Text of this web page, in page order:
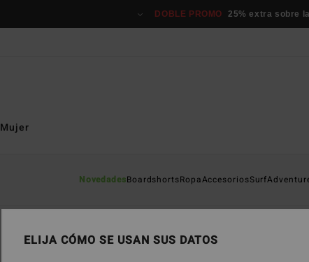
DOBLE PROMO 25% extra sobre
NovedadesBoardshortsRopaAccesoriosSurf
Mujer
ELIJA CÓMO SE USAN SUS DATOS